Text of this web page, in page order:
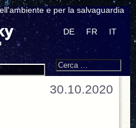
e per la salvaguardia
DE FR IT
Search
Cerca:
30.10.2020